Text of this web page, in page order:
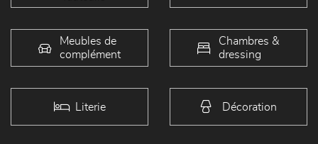
Meubles de
complément
Chambres &
dressing
Literie Décoration